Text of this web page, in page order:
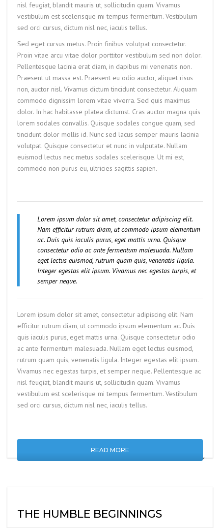
nisl feugiat, blandit mauris ut, sollicitudin quam. Vivamus
vestibulum est scelerisque mi tempus fermentum. Vestibulum
sed orci cursus, dictum nisl nec, iaculis tellus.
Sed eget cursus metus. Proin finibus volutpat consectetur.
Proin vitae arcu vitae dolor porttitor vestibulum sed non dolor.
Pellentesque lacinia erat diam, in dapibus mi venenatis non.
Praesent ut massa est. Praesent eu odio auctor, aliquet risus
non, auctor nisl. Vivamus dictum tincidunt consectetur. Aliquam
commodo dignissim lorem vitae viverra. Sed quis maximus
dolor. In hac habitasse platea dictumst. Cras auctor magna quis
lorem sodales convallis. Quisque sodales congue quam, sed
tincidunt dolor mollis id. Nunc sed lacus semper mauris lacinia
volutpat. Quisque consectetur et nunc in vulputate. Nullam
euismod lectus nec metus sodales scelerisque. Ut mi est,
commodo non purus eu, ultricies sagittis sapien.
Lorem ipsum dolor sit amet, consectetur adipiscing elit.
Nam efficitur rutrum diam, ut commodo ipsum elementum
ac. Duis quis iaculis purus, eget mattis urna. Quisque
consectetur odio ac ante fermentum malesuada. Nullam
eget lectus euismod, rutrum quam quis, venenatis ligula.
Integer egestas elit ipsum. Vivamus nec egestas turpis, et
semper neque.
Lorem ipsum dolor sit amet, consectetur adipiscing elit. Nam
efficitur rutrum diam, ut commodo ipsum elementum ac. Duis
quis iaculis purus, eget mattis urna. Quisque consectetur odio
ac ante fermentum malesuada. Nullam eget lectus euismod,
rutrum quam quis, venenatis ligula. Integer egestas elit ipsum.
Vivamus nec egestas turpis, et semper neque. Pellentesque ac
nisl feugiat, blandit mauris ut, sollicitudin quam. Vivamus
vestibulum est scelerisque mi tempus fermentum. Vestibulum
sed orci cursus, dictum nisl nec, iaculis tellus.
READ MORE
THE HUMBLE BEGINNINGS